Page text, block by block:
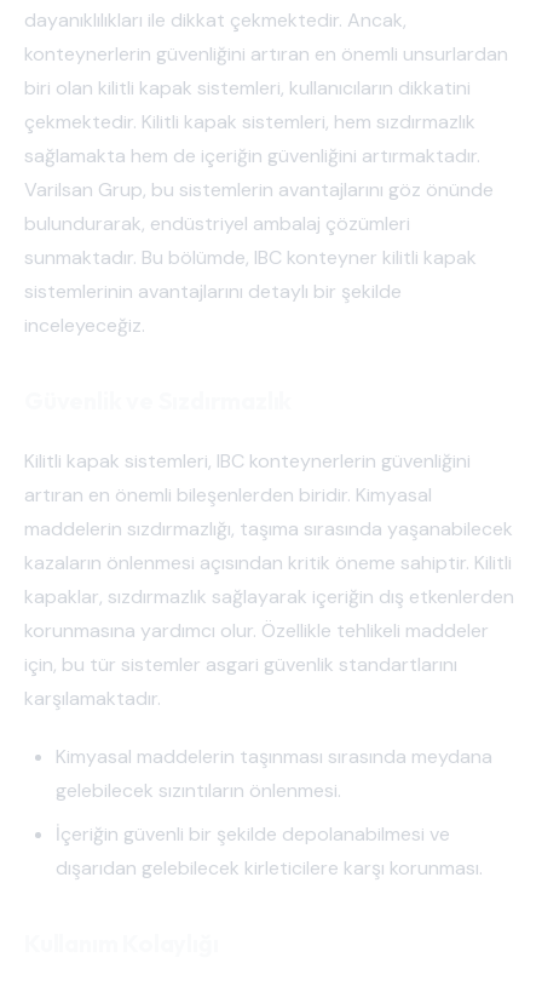
dayanıklılıkları ile dikkat çekmektedir. Ancak,
konteynerlerin güvenliğini artıran en önemli unsurlardan
biri olan kilitli kapak sistemleri, kullanıcıların dikkatini
çekmektedir. Kilitli kapak sistemleri, hem sızdırmazlık
sağlamakta hem de içeriğin güvenliğini artırmaktadır.
Varilsan Grup, bu sistemlerin avantajlarını göz önünde
bulundurarak, endüstriyel ambalaj çözümleri
sunmaktadır. Bu bölümde, IBC konteyner kilitli kapak
sistemlerinin avantajlarını detaylı bir şekilde
inceleyeceğiz.
Kilitli kapak sistemleri, IBC konteynerlerin güvenliğini
artıran en önemli bileşenlerden biridir. Kimyasal
maddelerin sızdırmazlığı, taşıma sırasında yaşanabilecek
kazaların önlenmesi açısından kritik öneme sahiptir. Kilitli
kapaklar, sızdırmazlık sağlayarak içeriğin dış etkenlerden
korunmasına yardımcı olur. Özellikle tehlikeli maddeler
için, bu tür sistemler asgari güvenlik standartlarını
karşılamaktadır.
Kimyasal maddelerin taşınması sırasında meydana
gelebilecek sızıntıların önlenmesi.
İçeriğin güvenli bir şekilde depolanabilmesi ve
dışarıdan gelebilecek kirleticilere karşı korunması.